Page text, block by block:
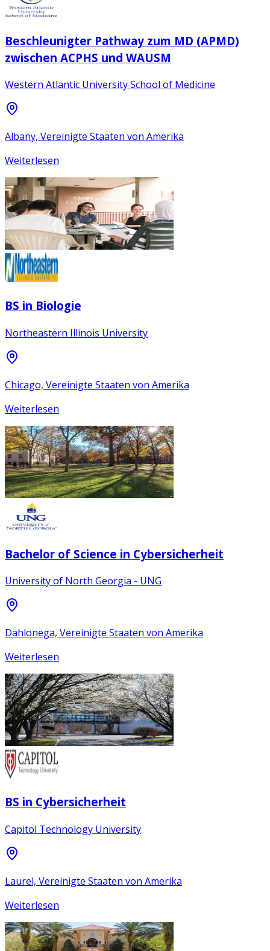
Beschleunigter Pathway zum MD (APMD)
zwischen ACPHS und WAUSM
Western Atlantic University School of Medicine
Albany, Vereinigte Staaten von Amerika
Weiterlesen
BS in Biologie
Northeastern Illinois University
Chicago, Vereinigte Staaten von Amerika
Weiterlesen
Bachelor of Science in Cybersicherheit
University of North Georgia - UNG
Dahlonega, Vereinigte Staaten von Amerika
Weiterlesen
BS in Cybersicherheit
Capitol Technology University
Laurel, Vereinigte Staaten von Amerika
Weiterlesen